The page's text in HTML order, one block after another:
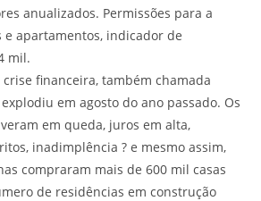
anualizados. Permissões para a
e apartamentos, indicador de
mil.
crise financeira, também chamada
em agosto do ano passado. Os
em queda, juros em alta,
inadimplência ? e mesmo assim,
compraram mais de 600 mil casas
de residências em construção